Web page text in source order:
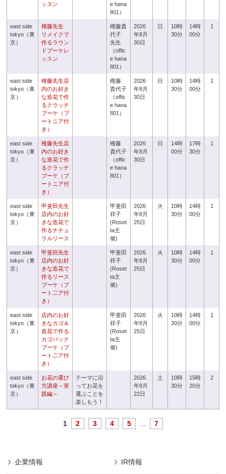
ッスン
e hana
801）
east side
tokyo（東
京）
権藤先生
リメイクで
作るラウン
ドブーケレ
ッスン
権藤貴
代子
先生
（offic
e hana
801）
2026
年8月
30日
日
10時
30分
14時
00分
1
east side
tokyo（東
京）
権藤先生店
内のお好き
な造花で作
るクラッチ
ブーケ（ブ
ートニア付
き）
権藤
貴代子
（offic
e hana
801）
2026
年8月
30日
日
10時
30分
14時
00分
1
east side
tokyo（東
京）
権藤先生店
内のお好き
な造花で作
るクラッチ
ブーケ（ブ
ートニア付
き）
権藤
貴代子
（offic
e hana
801）
2026
年8月
30日
日
14時
00分
17時
30分
1
east side
tokyo（東
京）
甲斐田先生
店内のお好
きな造花で
作るナチュ
ラルリース
甲斐田
祥子
(Roset
ta主
催)
2026
年8月
25日
火
10時
30分
14時
00分
1
east side
tokyo（東
京）
甲斐田先生
店内のお好
きな造花で
作るリース
ブーケ（ブ
ート二ア付
き）
甲斐田
祥子
(Roset
ta主
催)
2026
年8月
25日
火
10時
30分
14時
00分
1
east side
tokyo（東
京）
店内のお好
きなカゴ＆
造花で作る
カゴバック
ブーケ（ブ
ート二ア付
き）
甲斐田
祥子
(Roset
ta主
催)
2026
年8月
25日
火
10時
30分
14時
00分
1
east side
tokyo（東
京）
お花の選び
方講座～実
践編～
テーマに沿
ってお花を
選ぶことを
楽しもう！
2026
年8月
22日
土
10時
30分
15時
20分
2
1 2 3 4 5 7
企業情報 IR情報